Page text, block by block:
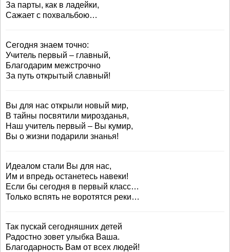
За парты, как в ладейки,
Сажает с похвальбою…
Сегодня знаем точно:
Учитель первый – главный,
Благодарим межстрочно
За путь открытый славный!
Вы для нас открыли новый мир,
В тайны посвятили мирозданья,
Наш учитель первый – Вы кумир,
Вы о жизни подарили знанья!
Идеалом стали Вы для нас,
Им и впредь останетесь навеки!
Если бы сегодня в первый класс…
Только вспять не воротятся реки…
Так пускай сегодняшних детей
Радостно зовет улыбка Ваша.
Благодарность Вам от всех людей!